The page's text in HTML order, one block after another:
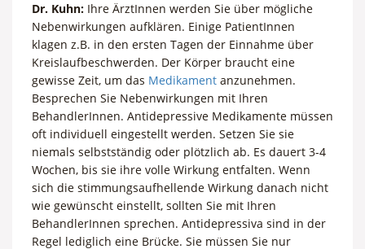
Dr. Kuhn: Ihre ÄrztInnen werden Sie über mögliche
Nebenwirkungen aufklären. Einige PatientInnen
klagen z.B. in den ersten Tagen der Einnahme über
Kreislaufbeschwerden. Der Körper braucht eine
gewisse Zeit, um das Medikament anzunehmen.
Besprechen Sie Nebenwirkungen mit Ihren
BehandlerInnen. Antidepressive Medikamente müssen
oft individuell eingestellt werden. Setzen Sie sie
niemals selbstständig oder plötzlich ab. Es dauert 3-4
Wochen, bis sie ihre volle Wirkung entfalten. Wenn
sich die stimmungsaufhellende Wirkung danach nicht
wie gewünscht einstellt, sollten Sie mit Ihren
BehandlerInnen sprechen. Antidepressiva sind in der
Regel lediglich eine Brücke. Sie müssen Sie nur